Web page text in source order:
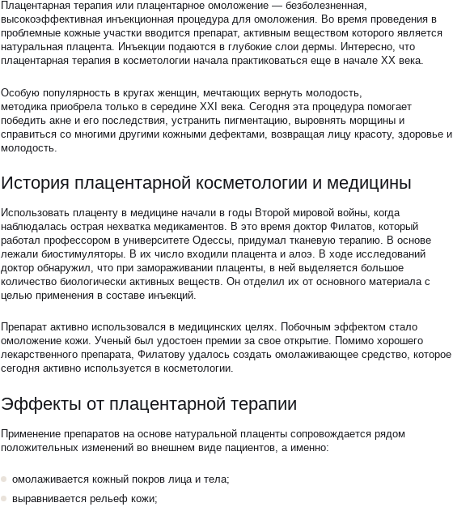
ЗАПИСАТЬСЯ НА КОНСУЛЬТАЦИЮ
Плацентарная терапия или плацентарное омоложение — безболезненная,
высокоэффективная инъекционная процедура для омоложения. Во время проведения в
проблемные кожные участки вводится препарат, активным веществом которого является
натуральная плацента. Инъекции подаются в глубокие слои дермы. Интересно, что
плацентарная терапия в косметологии начала практиковаться еще в начале XX века.
Особую популярность в кругах женщин, мечтающих вернуть молодость,
методика приобрела только в середине XXI века. Сегодня эта процедура помогает
победить акне и его последствия, устранить пигментацию, выровнять морщины и
справиться со многими другими кожными дефектами, возвращая лицу красоту, здоровье и
молодость.
История плацентарной косметологии и медицины
Использовать плаценту в медицине начали в годы Второй мировой войны, когда
наблюдалась острая нехватка медикаментов. В это время доктор Филатов, который
работал профессором в университете Одессы, придумал тканевую терапию. В основе
лежали биостимуляторы. В их число входили плацента и алоэ. В ходе исследований
доктор обнаружил, что при замораживании плаценты, в ней выделяется большое
количество биологически активных веществ. Он отделил их от основного материала с
целью применения в составе инъекций.
Препарат активно использовался в медицинских целях. Побочным эффектом стало
омоложение кожи. Ученый был удостоен премии за свое открытие. Помимо хорошего
лекарственного препарата, Филатову удалось создать омолаживающее средство, которое
сегодня активно используется в косметологии.
Эффекты от плацентарной терапии
Применение препаратов на основе натуральной плаценты сопровождается рядом
положительных изменений во внешнем виде пациентов, а именно:
омолаживается кожный покров лица и тела;
выравнивается рельеф кожи;